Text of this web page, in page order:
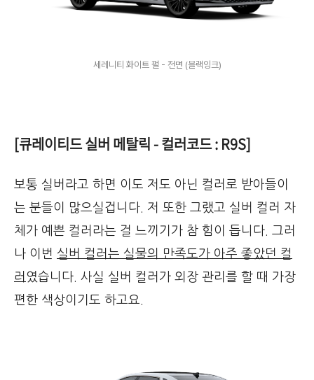
세레니티 화이트 펄 - 전면 (블랙잉크)
[큐레이티드 실버 메탈릭 - 컬러코드 : R9S]
보통 실버라고 하면 이도 저도 아닌 컬러로 받아들이
는 분들이 많으실겁니다. 저 또한 그랬고 실버 컬러 자
체가 예쁜 컬러라는 걸 느끼기가 참 힘이 듭니다. 그러
나 이번 실버 컬러는 실물의 만족도가 아주 좋았던 컬
러 였습니다. 사실 실버 컬러가 외장 관리를 할 때 가장
편한 색상이기도 하고요.